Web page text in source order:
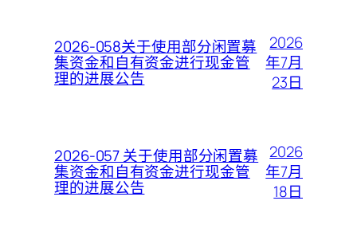
2026-058关于使用部分闲置募
集资金和自有资金进行现金管
理的进展公告
2026
年7月
23日
2026-057 关于使用部分闲置募
集资金和自有资金进行现金管
理的进展公告
2026
年7月
18日